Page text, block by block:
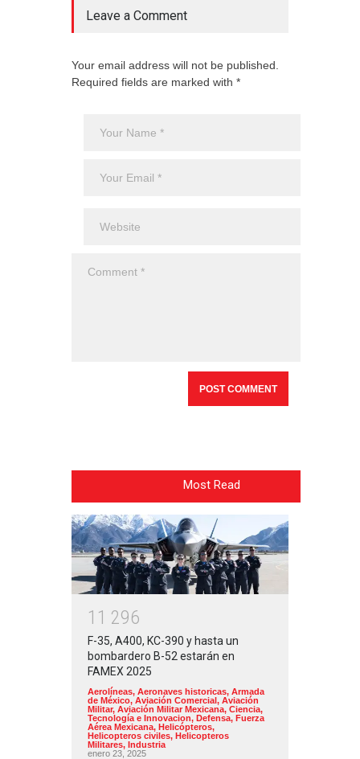
Leave a Comment
Your email address will not be published.
Required fields are marked with *
Most Read
1 1 296
F-35, A400, KC-390 y hasta un
bombardero B-52 estarán en
FAMEX 2025
Aerolíneas, Aeronaves historicas, Armada
de México, Aviación Comercial, Aviación
Militar, Aviación Militar Mexicana, Ciencia,
Tecnología e Innovacion, Defensa, Fuerza
Aérea Mexicana, Helicópteros,
Helicopteros civiles, Helicopteros
Militares, Industria
enero 23, 2025